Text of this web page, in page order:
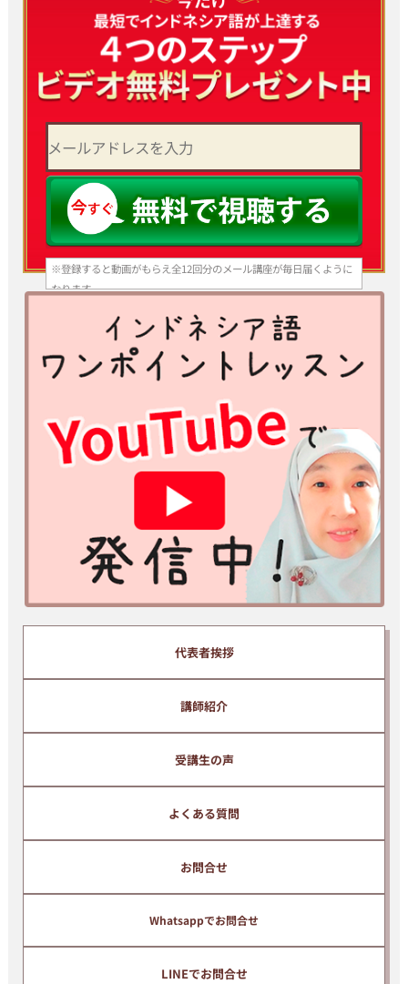
※登録すると動画がもらえ全12回分のメール講座が毎日届くように
なります。
※スマホ、携帯アドレスで登録される方はあらかじめ info@bhs-
indonesia.com からのメールを 受信できる設定にしてからご登
録ください。
※ご入力いただいた情報は、当スクールプライバシーポリシーのも
と厳重に管理いたします。
※ yahoo、hotmail などのフリーメールアドレスでは受信できない
場合があるため、プロバイダーメールアドレスを推奨いたします。
※ ご入力いただいたメールアドレスは、当スクール代表、清水純子
のメールマガジンに自動的に登録されます。
メールマガジンでは、インドネシア語の上達に関わる有益な情報等
を無料で提供しています。
配信解除はいつでもご自身で簡単に行うことができます。
代表者挨拶
講師紹介
受講生の声
よくある質問
お問合せ
Whatsappでお問合せ
LINEでお問合せ